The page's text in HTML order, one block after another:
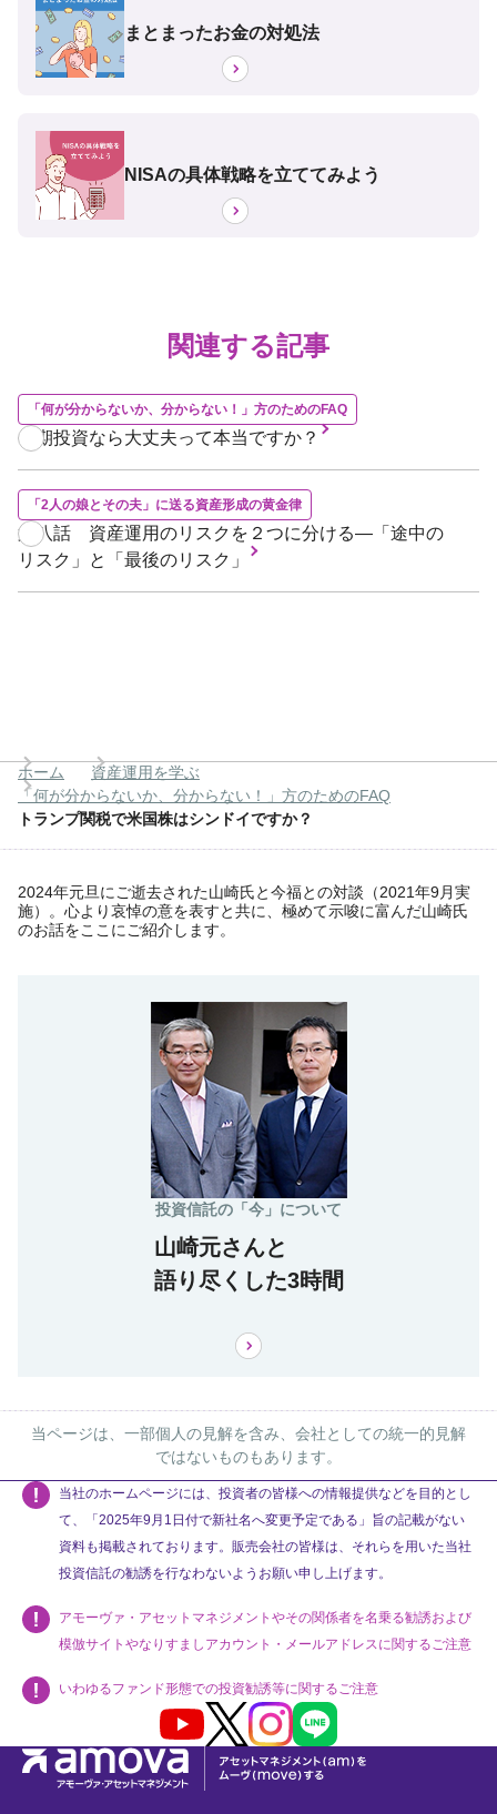
まとまったお金の対処法
NISAの具体戦略を立ててみよう
関連する記事
「何が分からないか、分からない！」方のためのFAQ
長期投資なら大丈夫って本当ですか？
「2人の娘とその夫」に送る資産形成の黄金律
第八話 資産運用のリスクを２つに分ける―「途中の
リスク」と「最後のリスク」
ホーム
資産運用を学ぶ
「何が分からないか、分からない！」方のためのFAQ
トランプ関税で米国株はシンドイですか？
2024年元旦にご逝去された山崎氏と今福との対談（2021年9月実
施）。心より哀悼の意を表すと共に、極めて示唆に富んだ山崎氏
のお話をここにご紹介します。
山崎元さんと
語り尽くした3時間
投資信託の「今」について
当ページは、一部個人の見解を含み、会社としての統一的見解
ではないものもあります。
当社のホームページには、投資者の皆様への情報提供などを目的とし
て、「2025年9月1日付で新社名へ変更予定である」旨の記載がない
資料も掲載されております。販売会社の皆様は、それらを用いた当社
投資信託の勧誘を行なわないようお願い申し上げます。
アモーヴァ・アセットマネジメントやその関係者を名乗る勧誘および
模倣サイトやなりすましアカウント・メールアドレスに関するご注意
いわゆるファンド形態での投資勧誘等に関するご注意
Youtube X InstagramLINE